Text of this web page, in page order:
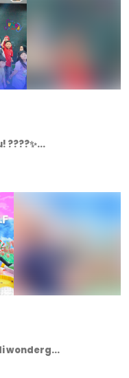
????✨...
wonderg...